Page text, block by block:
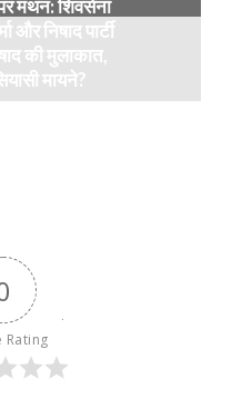
मंथन: शिवसेना
और निषाद पार्टी
की मुलाकात,
मायने?
Rating